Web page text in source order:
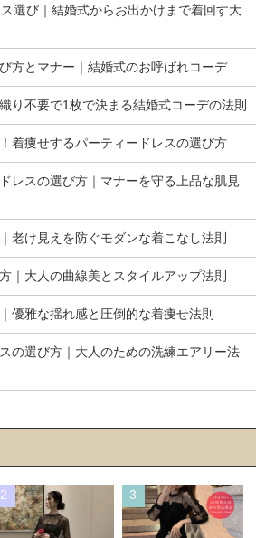
選び｜結婚式からお出かけまで着回す大
方とマナー｜結婚式のお呼ばれコーデ
り不要で1枚で決まる結婚式コーデの法則
着痩せするパーティードレスの選び方
レスの選び方｜マナーを守る上品な肌見
老け見えを防ぐモダンな着こなし法則
｜大人の曲線美とスタイルアップ法則
優雅な揺れ感と圧倒的な着痩せ法則
の選び方｜大人のための洗練エアリー法
2 3